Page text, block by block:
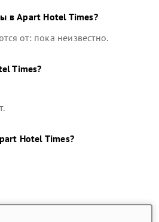
вApart Hotel Times?
от: пока неизвестно.
Times?
.
Hotel Times?